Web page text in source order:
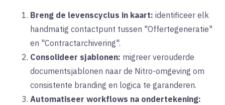
Breng de levenscyclus in kaart: identificeer elk
handmatig contactpunt tussen "Offertegeneratie"
en "Contractarchivering".
Consolideer sjablonen: migreer verouderde
documentsjablonen naar de Nitro-omgeving om
consistente branding en logica te garanderen.
Automatiseer workflows na ondertekening: